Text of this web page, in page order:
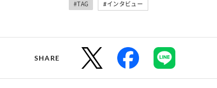
#TAG #インタビュー
SHARE